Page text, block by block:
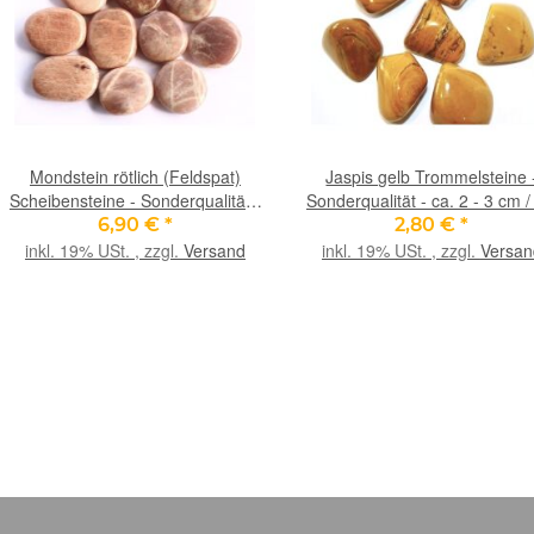
Mondstein rötlich (Feldspat)
Scheibensteine - Sonderqualität -
ca. 2,8 - 3,8 cm / ca. 10-14g/St
6,90 € *
inkl. 19% USt. , zzgl. Versand
Jaspis gelb Trommelsteine
Sonderqualität - ca. 2 - 3 cm
7 - 9 g/St (GKS)
2,80 €*
inkl. 19% USt. , zzgl.